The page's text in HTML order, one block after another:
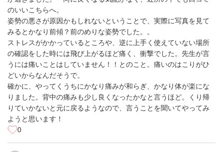
のいいこちらへ。
姿勢の悪さが原因かもしれないということで、実際に写真を見て
みるとかなり前傾？前のめりな姿勢でした。。
ストレスがかかっているところや、逆に上手く使えていない場所
の確認をした時には飛び上がるほど痛く、衝撃でした。先生が言
うには痛いことはしていません！！とのこと。痛いのはこりがひ
どいからなんだそうで。
確かに、やってくうちにかなり痛みが和らぎ、かなり体が楽にな
りました。背中の痛みも少し良くなったかなと言うほど。くり帰
りていかないと元に戻るようなので、言うことを聞いてやってみ
ようと思います！
0